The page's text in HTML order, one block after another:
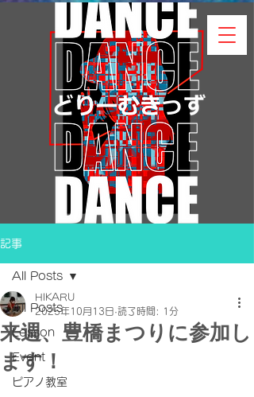
記事
All Posts
Lesson
Event
ピアノ教室
All Posts
来週、豊橋まつりに参加し
ます！
HIKARU
2025年10月13日 読了時間: 1分